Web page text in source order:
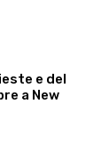
e del
a New